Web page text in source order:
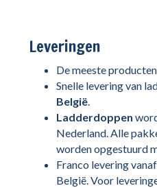
Leveringen
De meeste
Snelle levering van
België.
Ladderdoppen
Nederland. Alle
worden opgestuurd
Franco levering
België. Voor